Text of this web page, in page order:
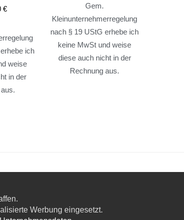
€
ich
weise
in der
Gem.
Kleinunternehmerregelung
nach § 19 UStG erhebe ich
keine MwSt und weise
diese auch nicht in der
Rechnung aus.
Werbung eingesetzt.